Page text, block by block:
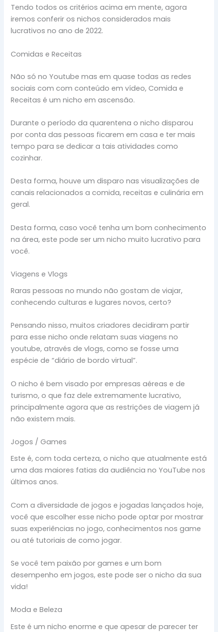
Tendo todos os critérios acima em mente, agora
iremos conferir os nichos considerados mais
lucrativos no ano de 2022.
Comidas e Receitas
Não só no Youtube mas em quase todas as redes
sociais com com conteúdo em vídeo, Comida e
Receitas é um nicho em ascensão.
Durante o período da quarentena o nicho disparou
por conta das pessoas ficarem em casa e ter mais
tempo para se dedicar a tais atividades como
cozinhar.
Desta forma, houve um disparo nas visualizações de
canais relacionados a comida, receitas e culinária em
geral.
Desta forma, caso você tenha um bom conhecimento
na área, este pode ser um nicho muito lucrativo para
você.
Viagens e Vlogs
Raras pessoas no mundo não gostam de viajar,
conhecendo culturas e lugares novos, certo?
Pensando nisso, muitos criadores decidiram partir
para esse nicho onde relatam suas viagens no
youtube, através de vlogs, como se fosse uma
espécie de “diário de bordo virtual”.
O nicho é bem visado por empresas aéreas e de
turismo, o que faz dele extremamente lucrativo,
principalmente agora que as restrições de viagem já
não existem mais.
Jogos / Games
Este é, com toda certeza, o nicho que atualmente está
uma das maiores fatias da audiência no YouTube nos
últimos anos.
Com a diversidade de jogos e jogadas lançados hoje,
você que escolher esse nicho pode optar por mostrar
suas experiências no jogo, conhecimentos nos game
ou até tutoriais de como jogar.
Se você tem paixão por games e um bom
desempenho em jogos, este pode ser o nicho da sua
vida!
Moda e Beleza
Este é um nicho enorme e que apesar de parecer ter